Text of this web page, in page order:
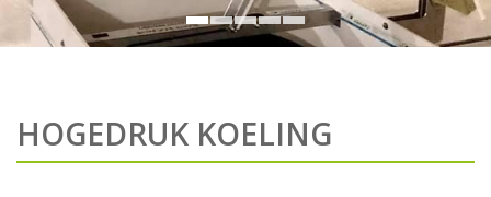
HOGEDRUK KOELING